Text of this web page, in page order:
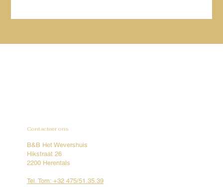
Contacteer ons
B&B Het Wevershuis
Hikstraat 26
2200 Herentals
Tel. Tom: +32 475/51.35.39